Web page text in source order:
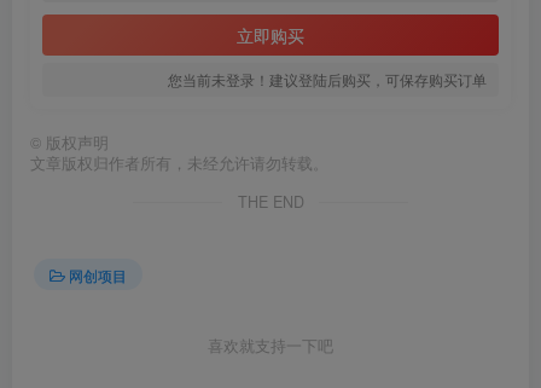
立即购买
您当前未登录！建议登陆后购买，可保存购买订单
© 版权声明
文章版权归作者所有，未经允许请勿转载。
THE END
网创项目
喜欢就支持一下吧